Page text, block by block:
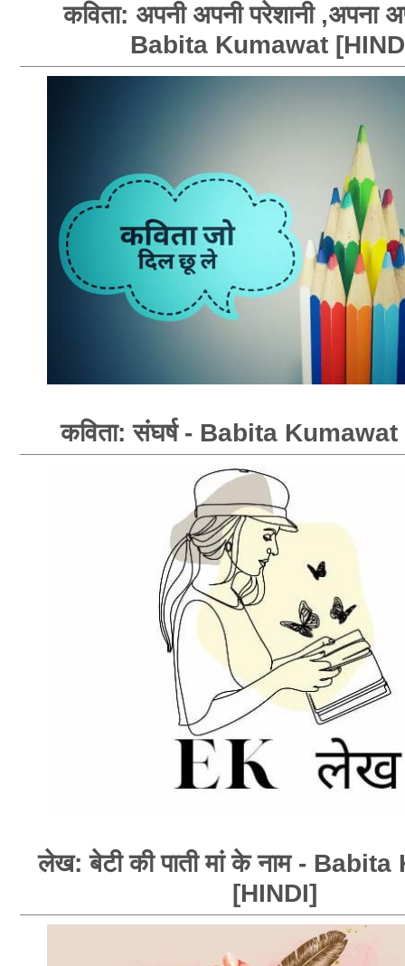
कविता: अपनी अपनी परेशानी ,अपना
Babita Kumawat
कविता: संघर्ष - Babita
लेख: बेटी की पाती मां के नाम -
[HINDI]